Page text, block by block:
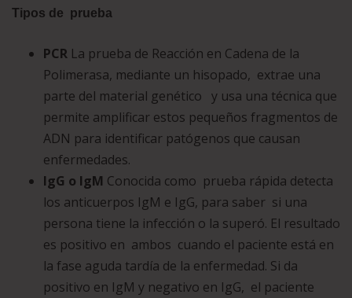
Tipos de prueba
PCR La prueba de Reacción en Cadena de la
Polimerasa, mediante un hisopado, extrae una
parte del material genético y usa una técnica que
permite amplificar estos pequeños fragmentos de
ADN para identificar patógenos que causan
enfermedades.
IgG o IgM Conocida como prueba rápida detecta
los anticuerpos IgM e IgG, para saber si una
persona tiene la infección o la superó. El resultado
es positivo en ambos cuando el paciente está en
la fase aguda tardía de la enfermedad. Si da
positivo en IgM y negativo en IgG, el paciente